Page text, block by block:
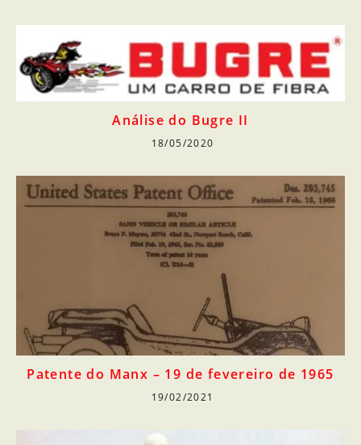
Análise do Bugre II
18/05/2020
Patente do Manx – 19 de fevereiro de 1965
19/02/2021